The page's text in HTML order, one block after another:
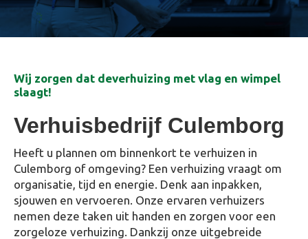
Wij zorgen dat deverhuizing met vlag en wimpel
slaagt!
Verhuisbedrijf Culemborg
Heeft u plannen om binnenkort te verhuizen in
Culemborg of omgeving? Een verhuizing vraagt om
organisatie, tijd en energie. Denk aan inpakken,
sjouwen en vervoeren. Onze ervaren verhuizers
nemen deze taken uit handen en zorgen voor een
zorgeloze verhuizing. Dankzij onze uitgebreide